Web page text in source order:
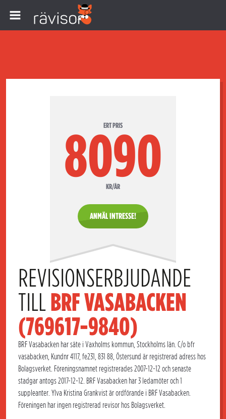
ERT PRIS
8090
KR/ÅR
ANMÄL INTRESSE!
REVISIONSERBJUDANDE
TILL BRF VASABACKEN
(769617-9840)
BRF Vasabacken har säte i Vaxholms kommun, Stockholms län. C/o bfr
vasabacken, Kundnr 4117, fe231, 831 88, Östersund är registrerad adress hos
Bolagsverket. Föreningsnamnet registrerades 2007-12-12 och senaste
stadgar antogs 2017-12-12. BRF Vasabacken har 3 ledamöter och 1
suppleanter. Ylva Kristina Grankvist är ordförande i BRF Vasabacken.
Föreningen har ingen registrerad revisor hos Bolagsverket.